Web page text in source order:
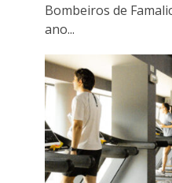
Bombeiros de
ano...